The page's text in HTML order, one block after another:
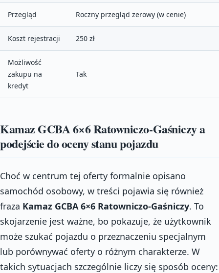
Przegląd Roczny przegląd zerowy (w cenie)
Koszt rejestracji 250 zł
Możliwość
zakupu na
kredyt
Tak
Kamaz GCBA 6×6 Ratowniczo-Gaśniczy a
podejście do oceny stanu pojazdu
Choć w centrum tej oferty formalnie opisano
samochód osobowy, w treści pojawia się również
fraza Kamaz GCBA 6×6 Ratowniczo-Gaśniczy. To
skojarzenie jest ważne, bo pokazuje, że użytkownik
może szukać pojazdu o przeznaczeniu specjalnym
lub porównywać oferty o różnym charakterze. W
takich sytuacjach szczególnie liczy się sposób oceny: